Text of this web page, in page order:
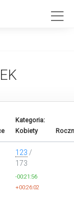
Kategoria:
Kobiety
123 /
173
-00:21:56
+00:26:02